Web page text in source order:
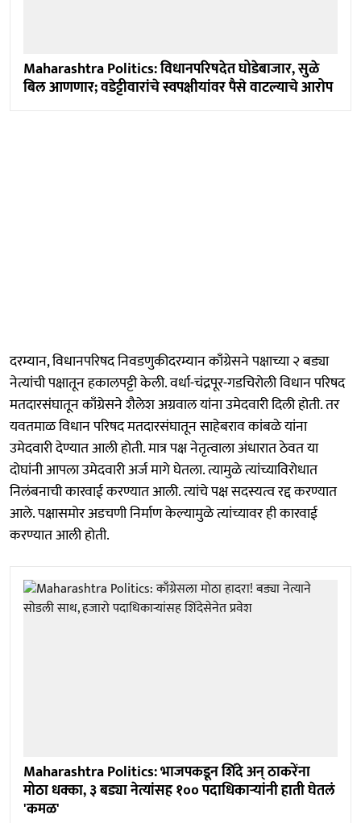
Maharashtra Politics: विधानपरिषदेत घोडेबाजार, सुळे
बिल आणणार; वडेट्टीवारांचे स्वपक्षीयांवर पैसे वाटल्याचे आरोप
दरम्यान, विधानपरिषद निवडणुकीदरम्यान काँग्रेसने पक्षाच्या २ बड्या
नेत्यांची पक्षातून हकालपट्टी केली. वर्धा-चंद्रपूर-गडचिरोली विधान परिषद
मतदारसंघातून काँग्रेसने शैलेश अग्रवाल यांना उमेदवारी दिली होती. तर
यवतमाळ विधान परिषद मतदारसंघातून साहेबराव कांबळे यांना
उमेदवारी देण्यात आली होती. मात्र पक्ष नेतृत्वाला अंधारात ठेवत या
दोघांनी आपला उमेदवारी अर्ज मागे घेतला. त्यामुळे त्यांच्याविरोधात
निलंबनाची कारवाई करण्यात आली. त्यांचे पक्ष सदस्यत्व रद्द करण्यात
आले. पक्षासमोर अडचणी निर्माण केल्यामुळे त्यांच्यावर ही कारवाई
करण्यात आली होती.
Maharashtra Politics: भाजपकडून शिंदे अन् ठाकरेंना
मोठा धक्का, ३ बड्या नेत्यांसह १०० पदाधिकाऱ्यांनी हाती घेतलं
'कमळ'